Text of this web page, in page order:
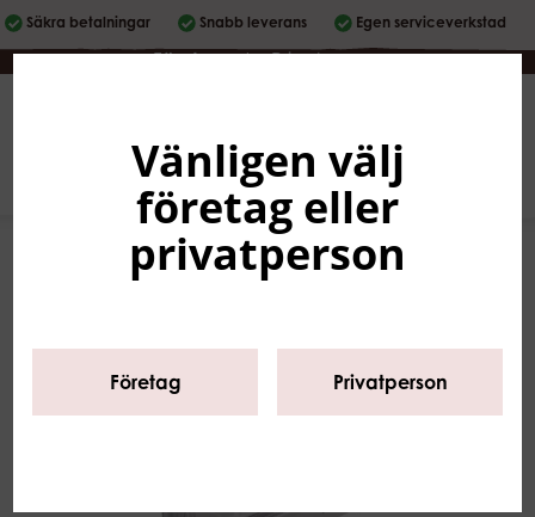
Säkra betalningar Snabb leverans Egen serviceverkstad
Företag | Privatperson
0
Vänligen välj
företag eller
privatperson
Företag Privatperson